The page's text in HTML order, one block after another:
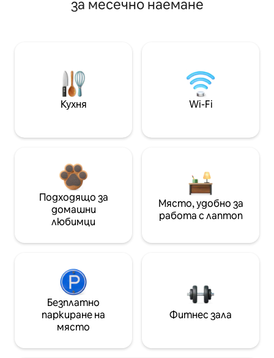
за месечно наемане
Кухня Wi-Fi
Подходящо за
домашни
любимци
Място, удобно за
работа с лаптоп
Безплатно
паркиране на
място
Фитнес зала